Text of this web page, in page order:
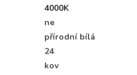
4000K
ne
přírodní bílá
24
kov